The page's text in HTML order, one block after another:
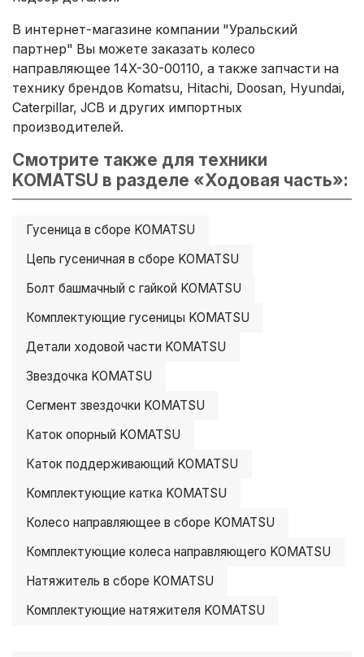
В интернет-магазине компании "Уральский
партнер" Вы можете заказать колесо
направляющее 14X-30-00110, а также запчасти на
технику брендов Komatsu, Hitachi, Doosan, Hyundai,
Caterpillar, JCB и других импортных
производителей.
Смотрите также для техники
KOMATSU в разделе «Ходовая часть»:
Гусеница в сборе KOMATSU
Цепь гусеничная в сборе KOMATSU
Болт башмачный с гайкой KOMATSU
Комплектующие гусеницы KOMATSU
Детали ходовой части KOMATSU
Звездочка KOMATSU
Сегмент звездочки KOMATSU
Каток опорный KOMATSU
Каток поддерживающий KOMATSU
Комплектующие катка KOMATSU
Колесо направляющее в сборе KOMATSU
Комплектующие колеса направляющего KOMATSU
Натяжитель в сборе KOMATSU
Комплектующие натяжителя KOMATSU